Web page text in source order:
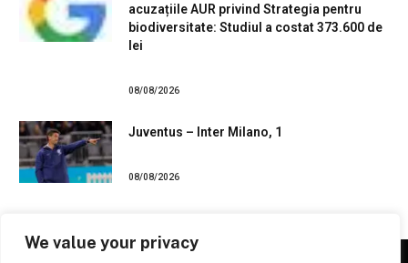
We value your privacy
acuzațiile AUR privind Strategia pentru
biodiversitate: Studiul a costat 373.600 de
lei
08/08/2026
Juventus – Inter Milano, 1
08/08/2026